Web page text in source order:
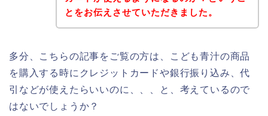
とをお伝えさせていただきました。
多分、こちらの記事をご覧の方は、こども青汁の商品
を購入する時にクレジットカードや銀行振り込み、代
引などが使えたらいいのに、、、と、考えているので
はないでしょうか？